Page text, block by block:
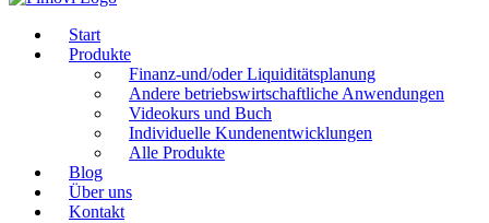
Start
Produkte
Finanz-und/oder Liquiditätsplanung
Andere betriebswirtschaftliche Anwendungen
Videokurs und Buch
Individuelle Kundenentwicklungen
Alle Produkte
Blog
Über uns
Kontakt